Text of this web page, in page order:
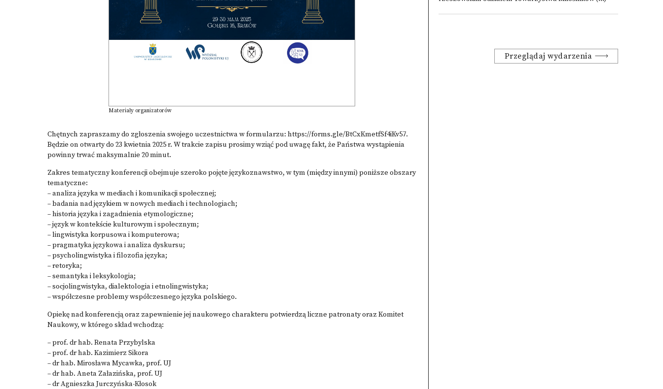
Materiały organizatorów
Chętnych zapraszamy do zgłoszenia swojego uczestnictwa w formularzu: https://forms.gle/BtCxKmetfSf4iKv57.
Będzie on otwarty do 23 kwietnia 2025 r. W trakcie zapisu prosimy wziąć pod uwagę fakt, że Państwa wystąpienia
powinny trwać maksymalnie 20 minut.
Zakres tematyczny konferencji obejmuje szeroko pojęte językoznawstwo, w tym (między innymi) poniższe obszary
tematyczne:
– analiza języka w mediach i komunikacji społecznej;
– badania nad językiem w nowych mediach i technologiach;
– historia języka i zagadnienia etymologiczne;
– język w kontekście kulturowym i społecznym;
– lingwistyka korpusowa i komputerowa;
– pragmatyka językowa i analiza dyskursu;
– psycholingwistyka i filozofia języka;
– retoryka;
– semantyka i leksykologia;
– socjolingwistyka, dialektologia i etnolingwistyka;
– współczesne problemy współczesnego języka polskiego.
Opiekę nad konferencją oraz zapewnienie jej naukowego charakteru potwierdzą liczne patronaty oraz Komitet
Naukowy, w którego skład wchodzą:
– prof. dr hab. Renata Przybylska
– prof. dr hab. Kazimierz Sikora
– dr hab. Mirosława Mycawka, prof. UJ
– dr hab. Aneta Załazińska, prof. UJ
– dr Agnieszka Jurczyńska-Kłosok
Przeglądaj wydarzenia